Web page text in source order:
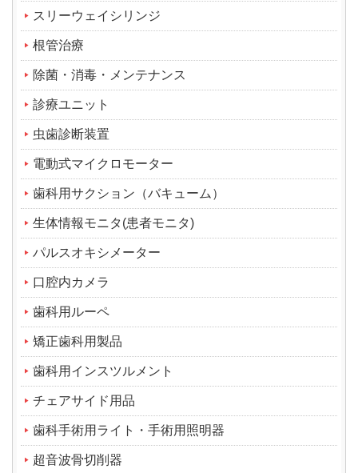
スリーウェイシリンジ
根管治療
除菌・消毒・メンテナンス
診療ユニット
虫歯診断装置
電動式マイクロモーター
歯科用サクション（バキューム）
生体情報モニタ(患者モニタ)
パルスオキシメーター
口腔内カメラ
歯科用ルーペ
矯正歯科用製品
歯科用インスツルメント
チェアサイド用品
歯科手術用ライト・手術用照明器
超音波骨切削器